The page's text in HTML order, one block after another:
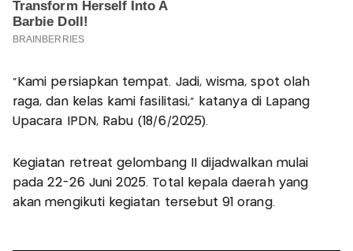
"Kami persiapkan tempat. Jadi, wisma, spot olah
raga, dan kelas kami fasilitasi," katanya di Lapang
Upacara IPDN, Rabu (18/6/2025).
Kegiatan retreat gelombang II dijadwalkan mulai
pada 22-26 Juni 2025. Total kepala daerah yang
akan mengikuti kegiatan tersebut 91 orang.